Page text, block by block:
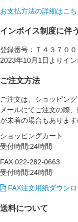
お支払方法の詳細はこち
インボイス制度に伴
登録番号：Ｔ４３７０
2023年10月1日よりイ
ご注文方法
ご注文は、ショッピン
メールにてご注文の際
が未着の場合もありま
ショッピングカート
受付時間:24時間
FAX:022-282-0663
受付時間:24時間
FAX注文用紙ダウンロ
送料について